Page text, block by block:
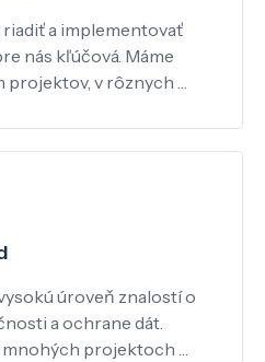
a implementovať
nás kľúčová. Máme
projektov, v rôznych …
úroveň znalostí o
a ochrane dát.
projektoch …